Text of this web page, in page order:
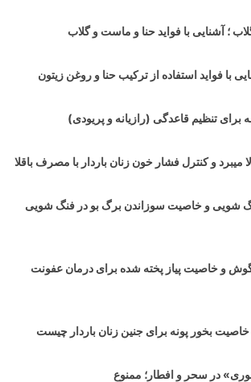
؛ آشنایی با فواید حنا و ماست و گلاب
با فواید استفاده از ترکیب حنا و روغن زیتون
تنظیم قاعدگی (رازیانه و پریودی)
میبرد و کنترل فشار خون زنان باردار با مصرف باقلا
شویی و خاصیت سوزاندن برگ بو در فنگ شویی
گوش و خاصیت پیاز پخته شده برای درمان عفونت
خاصیت بخور پونه برای جنین زنان باردار چیست
در سحر و افطار؛ ممنوع